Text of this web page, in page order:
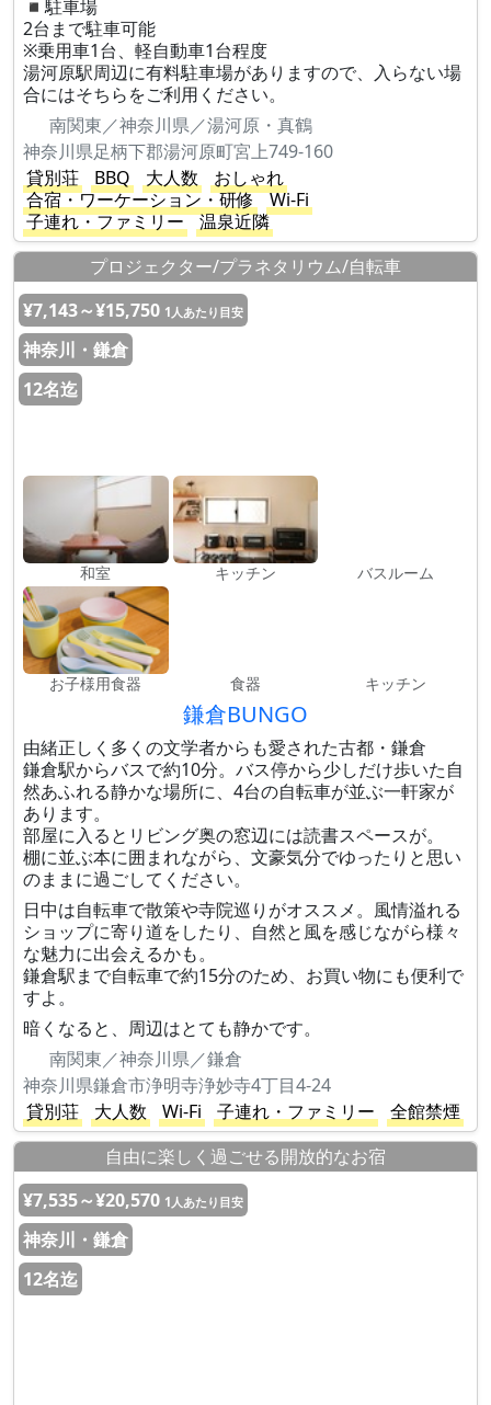
◾️駐車場
2台まで駐車可能
※乗用車1台、軽自動車1台程度
湯河原駅周辺に有料駐車場がありますので、入らない場
合にはそちらをご利用ください。
南関東／神奈川県／湯河原・真鶴
神奈川県足柄下郡湯河原町宮上749-160
貸別荘
BBQ 大人数
おしゃれ
合宿・ワーケーション・研修
Wi-Fi
子連れ・ファミリー
温泉近隣
プロジェクター/プラネタリウム/自転車
¥7,143～¥15,750 1人あたり目安
神奈川・鎌倉
12名迄
和室 キッチン バスルーム
お子様用食器 食器 キッチン
鎌倉BUNGO
由緒正しく多くの文学者からも愛された古都・鎌倉
鎌倉駅からバスで約10分。バス停から少しだけ歩いた自
然あふれる静かな場所に、4台の自転車が並ぶ一軒家が
あります。
部屋に入るとリビング奥の窓辺には読書スペースが。
棚に並ぶ本に囲まれながら、文豪気分でゆったりと思い
のままに過ごしてください。
日中は自転車で散策や寺院巡りがオススメ。風情溢れる
ショップに寄り道をしたり、自然と風を感じながら様々
な魅力に出会えるかも。
鎌倉駅まで自転車で約15分のため、お買い物にも便利で
すよ。
暗くなると、周辺はとても静かです。
南関東／神奈川県／鎌倉
神奈川県鎌倉市浄明寺浄妙寺4丁目4-24
貸別荘
大人数 Wi-Fi 子連れ・ファミリー
全館禁煙
自由に楽しく過ごせる開放的なお宿
¥7,535～¥20,570 1人あたり目安
神奈川・鎌倉
12名迄